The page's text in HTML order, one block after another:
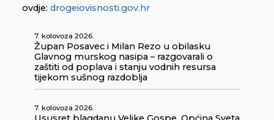
ovdje: drogeiovisnosti.gov.hr
7. kolovoza 2026.
Župan Posavec i Milan Rezo u obilasku
Glavnog murskog nasipa – razgovarali o
zaštiti od poplava i stanju vodnih resursa
tijekom sušnog razdoblja
7. kolovoza 2026.